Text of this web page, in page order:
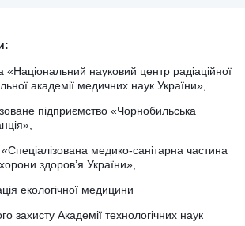
науковий центр радіаційної
академії медичних наук України»,
підприємство «Чорнобильська
медико-санітарна частина
здоров’я України»,
екологічної медицини
захисту Академії технологічних наук